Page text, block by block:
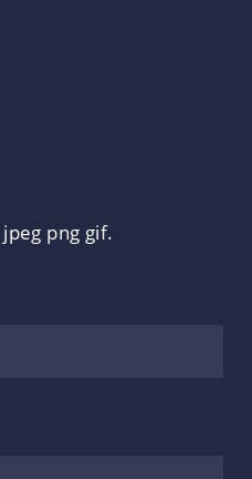
png gif.